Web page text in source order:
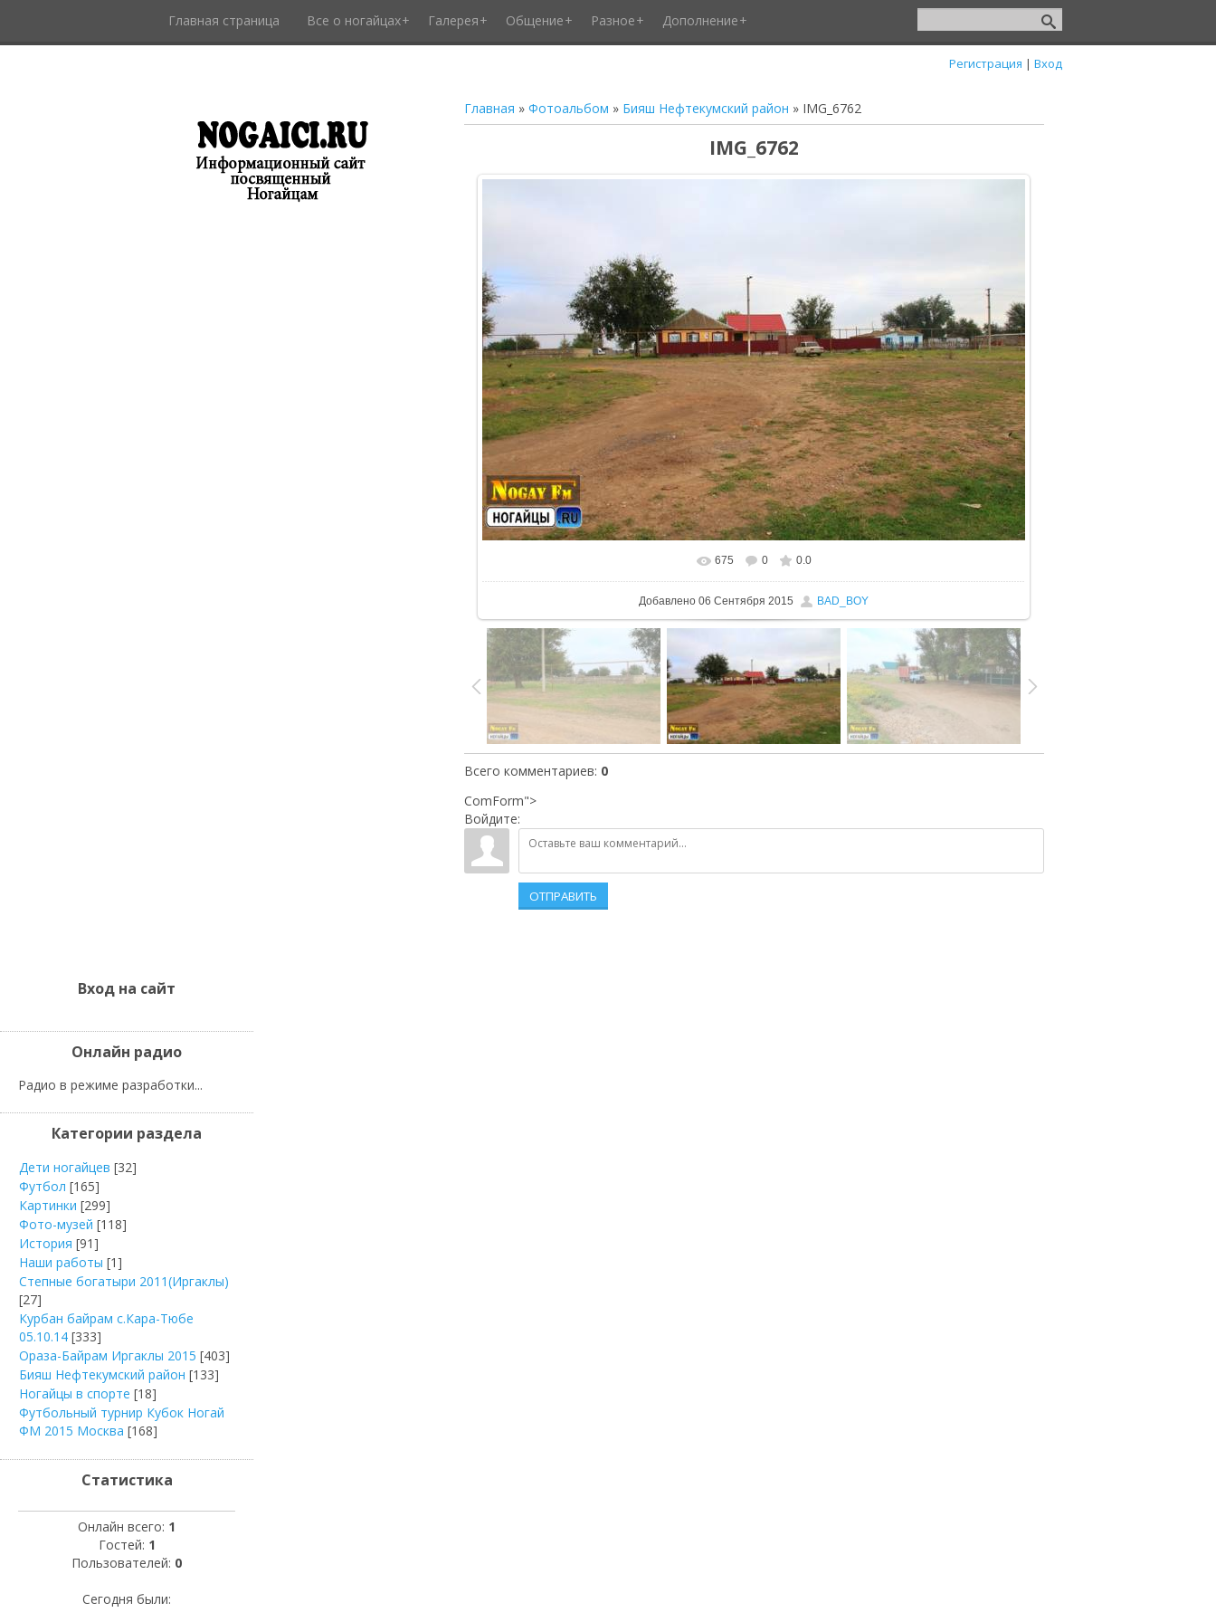
Главная страница Все о ногайцах Галерея Общение Разное Дополнение
Регистрация | Вход
Главная » Фотоальбом » Бияш Нефтекумский район » IMG_6762
IMG_6762
В реальном размере 800x533
675 0 0.0
Добавлено 06 Сентября 2015 BAD_BOY
Всего комментариев: 0
ComForm">
Войдите:
ОТПРАВИТЬ
Вход на сайт
Онлайн радио
Радио в режиме разработки...
Категории раздела
Дети ногайцев [32]
Футбол [165]
Картинки [299]
Фото-музей [118]
История [91]
Наши работы [1]
Степные богатыри 2011(Иргаклы)
[27]
Курбан байрам с.Кара-Тюбе
05.10.14 [333]
Ораза-Байрам Иргаклы 2015 [403]
Бияш Нефтекумский район [133]
Ногайцы в спорте [18]
Футбольный турнир Кубок Ногай
ФМ 2015 Москва [168]
Статистика
Онлайн всего: 1
Гостей: 1
Пользователей: 0
Сегодня были: